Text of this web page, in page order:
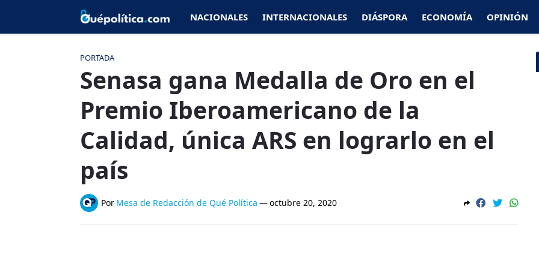
NACIONALES INTERNACIONALES DIÁSPORA ECONOMÍA OPINIÓN
PORTADA
Senasa gana Medalla de Oro en el
Premio Iberoamericano de la
Calidad, única ARS en lograrlo en el
país
Por Mesa de Redacción de Qué Política —octubre 20, 2020